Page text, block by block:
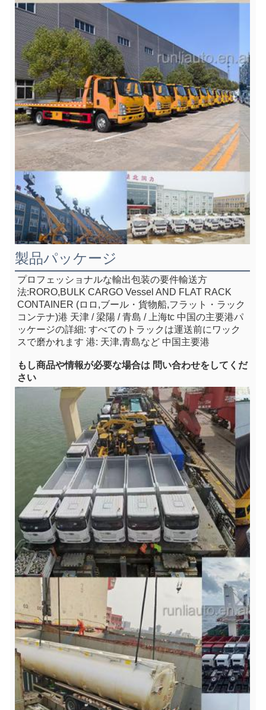
製品パッケージ
プロフェッショナルな輸出包装の要件輸送方
法:RORO,BULK CARGO Vessel AND FLAT RACK
CONTAINER (ロロ,ブール・貨物船,フラット・ラック
コンテナ)港 天津 / 梁陽 / 青島 / 上海tc 中国の主要港パ
ッケージの詳細: すべてのトラックは運送前にワック
スで磨かれます 港: 天津,青島など 中国主要港
もし商品や情報が必要な場合は 問い合わせをしてくだ
さい